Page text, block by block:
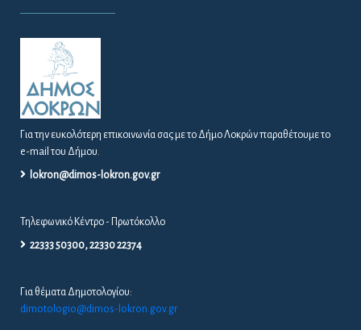
Για την ευκολότερη επικοινωνία σας με το Δήμο Λοκρών παραθέτουμε το
e-mail του Δήμου.
lokron@dimos-lokron.gov.gr
Τηλεφωνικό Κέντρο - Πρωτόκολλο
22333 50300, 22330 22374
Για θέματα Δημοτολογίου:
dimotologio@dimos-lokron.gov.gr